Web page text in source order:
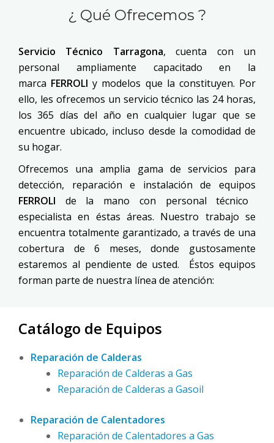
¿ Qué Ofrecemos ?
Servicio Técnico Tarragona, cuenta con un
personal ampliamente capacitado en la
marca FERROLIy modelos que la constituyen. Por
ello, les ofrecemos un servicio técnico las 24 horas,
los 365 días del año en cualquier lugar que se
encuentre ubicado, incluso desde la comodidad de
su hogar.
Ofrecemos una amplia gama de servicios para
detección, reparación e instalación de equipos
FERROLI de la mano con personal técnico
especialista en éstas áreas. Nuestro trabajo se
encuentra totalmente garantizado, a través de una
cobertura de 6 meses, donde gustosamente
estaremos al pendiente de usted. Éstos equipos
forman parte de nuestra línea de atención:
Catálogo de Equipos
Reparación de Calderas
Reparación de Calderas a Gas
Reparación de Calderas a Gasoil
Reparación de Calentadores
Reparación de Calentadores a Gas